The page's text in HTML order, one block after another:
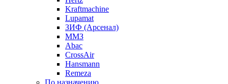
Kraftmachine
Lupamat
ЗИФ (Арсенал)
ММЗ
Abac
CrossAir
Hansmann
Remeza
По назначению